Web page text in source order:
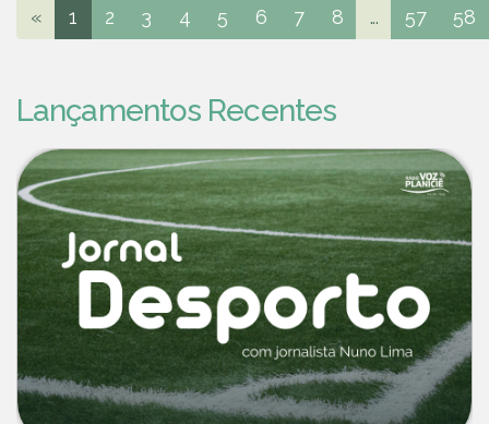
« 1 2 3 4 5 6 7 8 ... 57 58
Lançamentos Recentes